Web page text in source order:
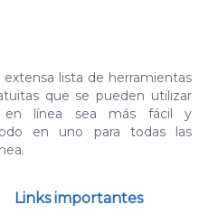
lista de herramientas
que se pueden utilizar
en línea sea más fácil y
en uno para todas las
Links importantes